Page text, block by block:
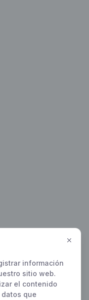
información
sitio web.
el contenido
que